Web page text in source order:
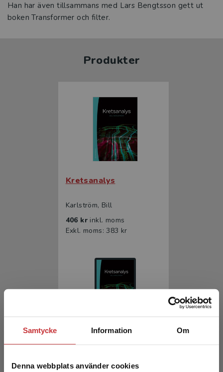
Samtycke Information Om
Denna webbplats använder cookies
Han har även tillsammans med Lars Bengtsson gett ut
boken Transformer och filter.
Produkter
Kretsanalys
Karlström, Bill
406 kr inkl. moms
Exkl. moms: 383 kr
Kretsanalys
Karlström, Bill